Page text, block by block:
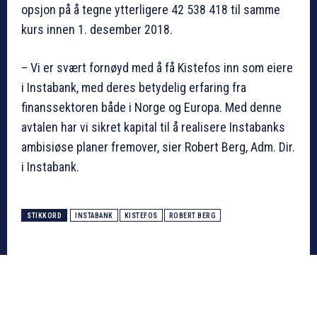
opsjon på å tegne ytterligere 42 538 418 til samme
kurs innen 1. desember 2018.
– Vi er svært fornøyd med å få Kistefos inn som eiere
i Instabank, med deres betydelig erfaring fra
finanssektoren både i Norge og Europa. Med denne
avtalen har vi sikret kapital til å realisere Instabanks
ambisiøse planer fremover, sier Robert Berg, Adm. Dir.
i Instabank.
STIKKORD INSTABANK KISTEFOS ROBERT BERG